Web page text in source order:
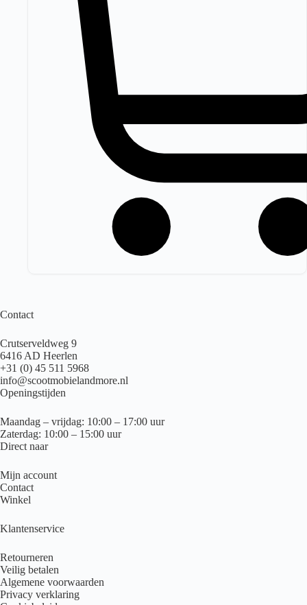
Contact
Crutserveldweg 9
6416 AD Heerlen
+31 (0) 45 511 5968
info@scootmobielandmore.nl
Openingstijden
Maandag – vrijdag: 10:00 – 17:00 uur
Zaterdag: 10:00 – 15:00 uur
Direct naar
Mijn account
Contact
Winkel
Klantenservice
Retourneren
Veilig betalen
Algemene voorwaarden
Privacy verklaring